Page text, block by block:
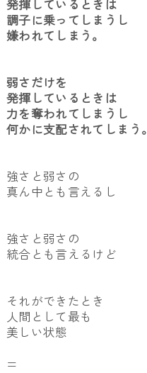
発揮しているときは
調子に乗ってしまうし
嫌われてしまう。
弱さだけを
発揮しているときは
力を奪われてしまうし
何かに支配されてしまう。
強さと弱さの
真ん中とも言えるし
強さと弱さの
統合とも言えるけど
それができたとき
人間として最も
美しい状態
=